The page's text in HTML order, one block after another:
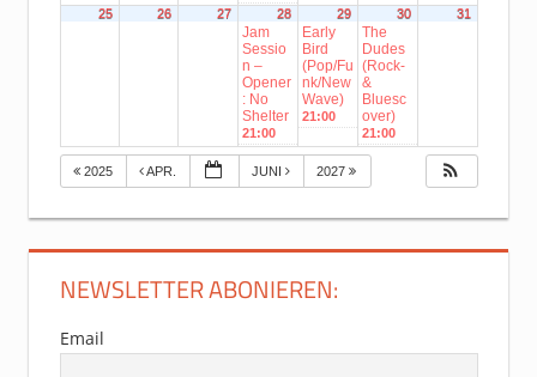
25 26 27 28
Jam
Sessio
n –
Opener
: No
Shelter
21:00
29
Early
Bird
(Pop/Fu
nk/New
Wave)
21:00
30
The
Dudes
(Rock-
&
Bluesc
over)
21:00
31
2025 APR. JUNI 2027
NEWSLETTER ABONIEREN:
Email